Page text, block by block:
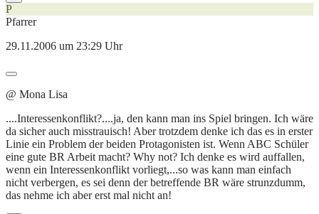
P
Pfarrer
29.11.2006 um 23:29 Uhr
@ Mona Lisa
....Interessenkonflikt?....ja, den kann man ins Spiel bringen. Ich wäre
da sicher auch misstrauisch! Aber trotzdem denke ich das es in erster
Linie ein Problem der beiden Protagonisten ist. Wenn ABC Schüler
eine gute BR Arbeit macht? Why not? Ich denke es wird auffallen,
wenn ein Interessenkonflikt vorliegt,...so was kann man einfach
nicht verbergen, es sei denn der betreffende BR wäre strunzdumm,
das nehme ich aber erst mal nicht an!